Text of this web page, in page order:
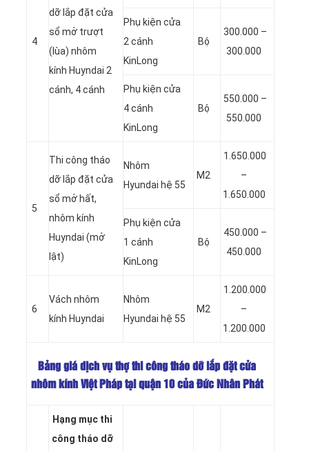
4
dỡ lắp đặt cửa
sổ mở trượt
(lùa) nhôm
kính Huyndai 2
cánh, 4 cánh
Phụ kiện cửa
2 cánh
KinLong
Bộ
300.000 –
300.000
Phụ kiện cửa
4 cánh
KinLong
Bộ
550.000 –
550.000
5
Thi công tháo
dỡ lắp đặt cửa
sổ mở hất,
nhôm kính
Huyndai (mở
lật)
Nhôm
Hyundai hệ 55
M2
1.650.000
–
1.650.000
Phụ kiện cửa
1 cánh
KinLong
Bộ
450.000 –
450.000
6
Vách nhôm
kính Huyndai
Nhôm
Hyundai hệ 55
M2
1.200.000
–
1.200.000
Bảng giá dịch vụ thợ thi công tháo dỡ lắp đặt cửa
nhôm kính Việt Pháp tại quận 10 của Đức Nhân Phát
Hạng mục thi
công tháo dỡ